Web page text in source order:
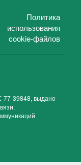
Политика
использования
cookie-файлов
77-39848, выдано